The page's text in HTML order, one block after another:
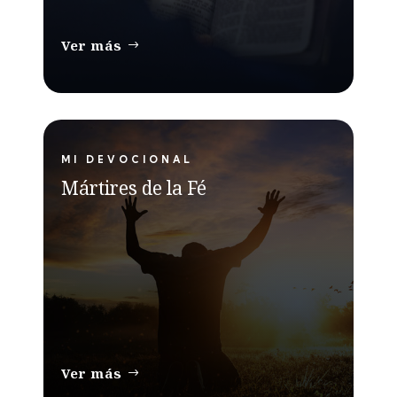
Ver más
MI DEVOCIONAL
Mártires de la Fé
Ver más